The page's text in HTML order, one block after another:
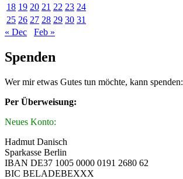
18 19 20 21 22 23 24
25 26 27 28 29 30 31
« Dec
Feb »
Spenden
Wer mir etwas Gutes tun möchte, kann spenden:
Per Überweisung:
Neues Konto:
Hadmut Danisch
Sparkasse Berlin
IBAN DE37 1005 0000 0191 2680 62
BIC BELADEBEXXX